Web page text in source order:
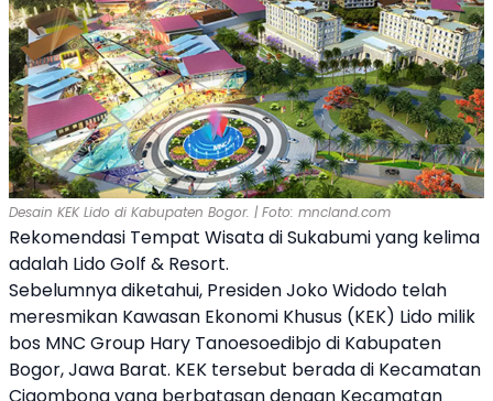
Desain KEK Lido di Kabupaten Bogor. | Foto: mncland.com
Rekomendasi Tempat Wisata di Sukabumi yang kelima
adalah Lido Golf & Resort.
Sebelumnya diketahui, Presiden Joko Widodo telah
meresmikan Kawasan Ekonomi Khusus (KEK) Lido milik
bos MNC Group Hary Tanoesoedibjo di Kabupaten
Bogor, Jawa Barat. KEK tersebut berada di Kecamatan